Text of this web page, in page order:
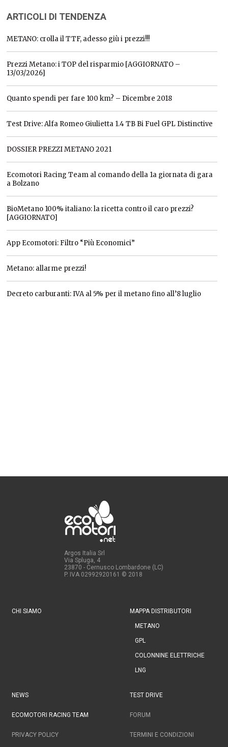
ARTICOLI DI TENDENZA
METANO: crolla il TTF, adesso giù i prezzi!!!
Prezzi Metano: i TOP del risparmio [AGGIORNATO –
13/03/2026]
Quanto spendi per fare 100 km? – Dicembre 2018
Test Drive: Alfa Romeo Giulietta 1.4 TB Bi Fuel GPL Distinctive
DOSSIER PREZZI METANO 2021
Ecomotori Racing Team al comando della 1a giornata di gara
a Bolzano
BioMetano 100% italiano: la ricetta contro il caro prezzi?
[AGGIORNATO]
App Ecomotori: Filtro “Più Economici”
Metano: allarme prezzi!
Decreto carburanti: IVA al 5% per il metano fino all’8 luglio
Argos Italia Srl
Via Spluga, 4
23870 - Cernusco Lombardone (LC)
P. IVA 02992920161 © 2018
CHI SIAMO MAPPA DISTRIBUTORI
METANO
GPL
COLONNINE ELETTRICHE
LNG
NEWS TEST DRIVE
ECOMOTORI RACING TEAM FORUM
PRIVACY POLICY TERMINI E CONDIZIONI